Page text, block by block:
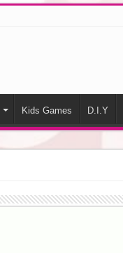
Kids Games D.I.Y